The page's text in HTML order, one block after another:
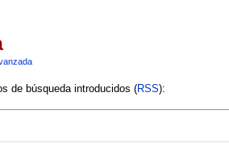
de búsqueda introducidos (RSS):